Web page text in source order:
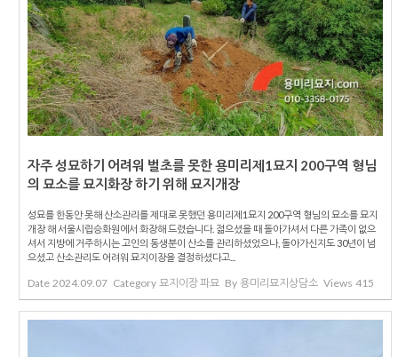
자주 성묘하기 어려워 벌초를 못한 용미리제1묘지 200구역 형님
의 묘소를 묘지화장 하기 위해 묘지개장
성묘를 한동안 못해 산소관리를 제대로 못했던 용미리제1묘지 200구역 형님의 묘소를 묘지
개장 해 서울시립승화원에서 화장해 드렸습니다. 젊으셨을 때 돌아가셔서 다른 가족이 없으
셔서 지방에 거주하시는 고인의 동생분이 산소를 관리하셨었으나, 돌아가신지도 30년이 넘
으셨고 산소관리도 어려워 묘지이장을 결정하셨다고...
Date 2024.09.07 Category 묘지이장 파묘 By 용미리묘지상담소 Views 415